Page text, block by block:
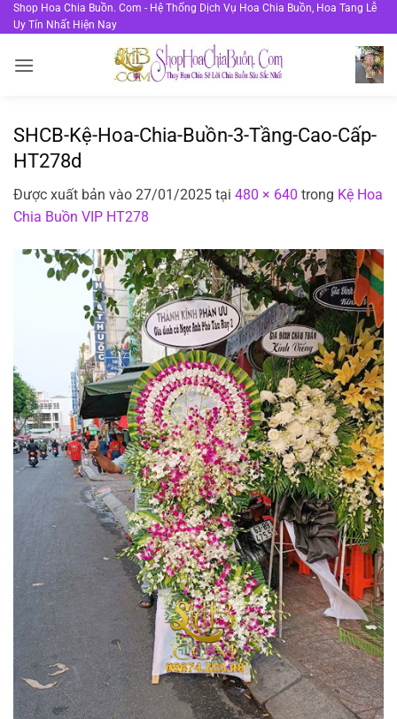
Bỏ
qua
dung
Shop Hoa Chia Buồn. Com - Hệ Thống Dịch Vụ Hoa Chia Buồn, Hoa Tang Lễ
Uy Tín Nhất Hiện Nay
SHCB-Kệ-Hoa-Chia-Buồn-3-Tầng-Cao-Cấp-
HT278d
Được xuất bản vào 27/01/2025 tại 480 × 640 trong Kệ Hoa
Chia Buồn VIP HT278